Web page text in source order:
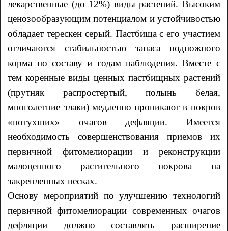
лекарственные (до 12%) виды растений. Высоким
ценозообразующим потенциалом и устойчивостью
обладает терескен серый. Пастбища с его участием
отличаются стабильностью запаса подножного
корма по составу и годам наблюдения. Вместе с
тем коренные виды ценных пастбищных растений
(прутняк распростертый, полынь белая,
многолетние злаки) медленно проникают в покров
«потухших» очагов дефляции. Имеется
необходимость совершенствования приемов их
первичной фитомелиорации и реконструкции
малоценного растительного покрова на
закрепленных песках.
Основу мероприятий по улучшению технологий
первичной фитомелиорации современных очагов
дефляции должно составлять расширение